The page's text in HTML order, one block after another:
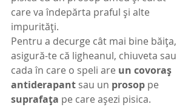
care va îndepărta praful și alte
impurități.
Pentru a decurge cât mai bine băița,
asigură-te că ligheanul, chiuveta sau
cada în care o speli are un covoraș
antiderapant sau un prosop pe
suprafața pe care așezi pisica.